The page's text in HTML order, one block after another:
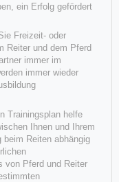
ein Erfolg gefördert
Freizeit- oder
Reiter und dem Pferd
immer im
immer wieder
Trainingsplan helfe
Ihnen und Ihrem
Reiten abhängig
von Pferd und Reiter